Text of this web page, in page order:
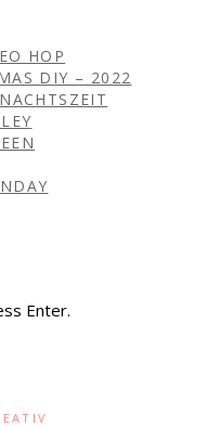
HOP
DIY – 2022
Enter.